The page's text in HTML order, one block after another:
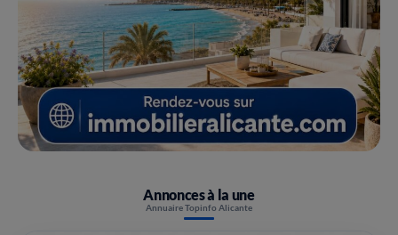
Annonces à la une
Annuaire Topinfo Alicante